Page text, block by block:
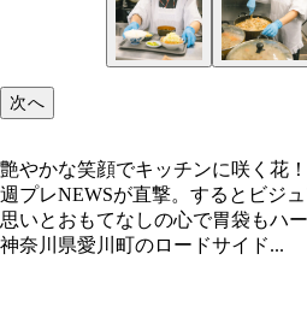
「どこにもない味を」
したもつ煮は「味噌」
店主のプライベートシ
たまらない！
次へ
艶やかな笑顔でキッチンに咲く花
週プレNEWSが直撃。するとビジ
思いとおもてなしの心で胃袋もハ
神奈川県愛川町のロードサイド...